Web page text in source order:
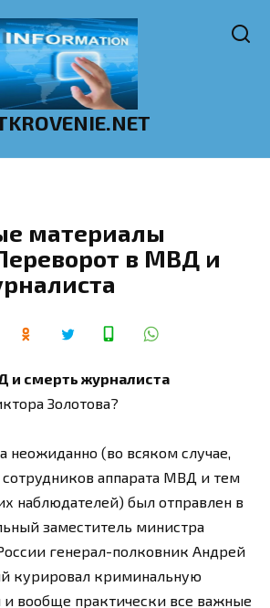
материалы
в МВД и
и смерть журналиста
Золотова?
неожиданно (во всяком случае,
сотрудников аппарата МВД и тем
наблюдателей) был отправлен в
заместитель министра
генерал-полковник Андрей
курировал криминальную
вообще практически все важные